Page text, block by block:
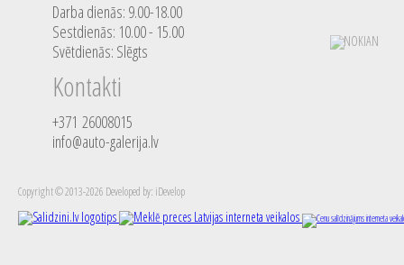
Darba dienās: 9.00-18.00
Sestdienās: 10.00 - 15.00
Svētdienās: Slēgts
Kontakti
+371 26008015
info@auto-galerija.lv
Copyright © 2013-2026 Developed by: iDevelop